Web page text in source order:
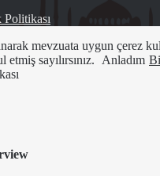
mevzuata uygun çerez
etmiş sayılırsınız.
Anladım